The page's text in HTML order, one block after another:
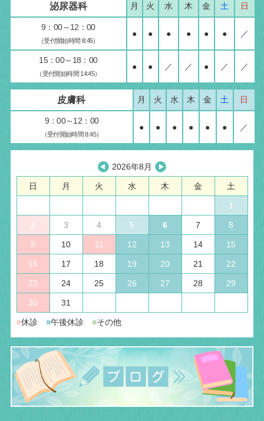
泌尿器科 月 火 水 木 金 土 日
9：00～12：00
（受付開始時間 8:45）
● ● ● ● ● ● ／
15：00～18：00
（受付開始時間 14:45）
● ● ／ ／ ● ／ ／
皮膚科 月 火 水 木 金 土 日
9：00～12：00
（受付開始時間 8:45）
● ● ● ● ● ● ／
2026年8月
日 月 火 水 木 金 土
1
2 3 4 5 6 7 8
9 10 11 12 13 14 15
16 17 18 19 20 21 22
23 24 25 26 27 28 29
30 31
■休診 ■午後休診 ■その他